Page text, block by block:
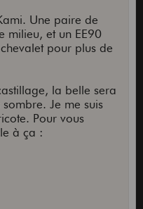
Une paire de
milieu, et un EE90
pour plus de
la belle sera
Je me suis
Pour vous
à ça :